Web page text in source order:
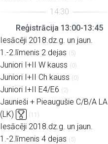
Reģistrācija 13:00-13:45
Iesācēji 2018.dz.g. un jaun.
1.-2.līmenis 2 dejas (5)
Juniori I+II W kauss (0)
Juniori I+II Ch kauss (0)
Juniori I+II E4/E6 (2)
Jaunieši + Pieaugušie C/B/A LA
(LK)
(11)
Iesācēji 2018.dz.g. un jaun.
1.-2.līmenis 4 dejas (5)